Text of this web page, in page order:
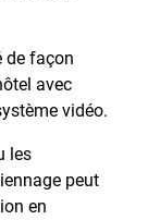
de façon
avec
vidéo.
les
peut
en